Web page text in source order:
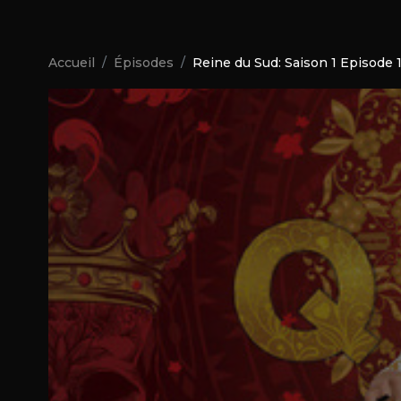
Accueil Épisodes Reine du Sud: Saison 1 Episode